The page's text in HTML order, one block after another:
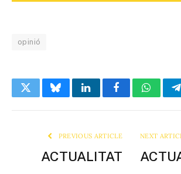
opinió
TwitterBlueskyLinkedInFacebook
PREVIOUS ARTICLE
ACTUALITAT
NEXT